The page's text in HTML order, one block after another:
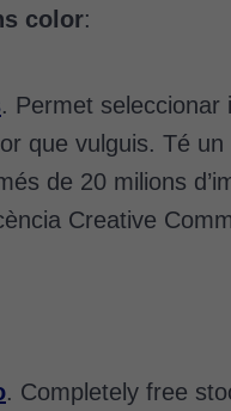
color:
. Permet seleccionar
que vulguis. Té
de 20 milions
Creative
. Completely free